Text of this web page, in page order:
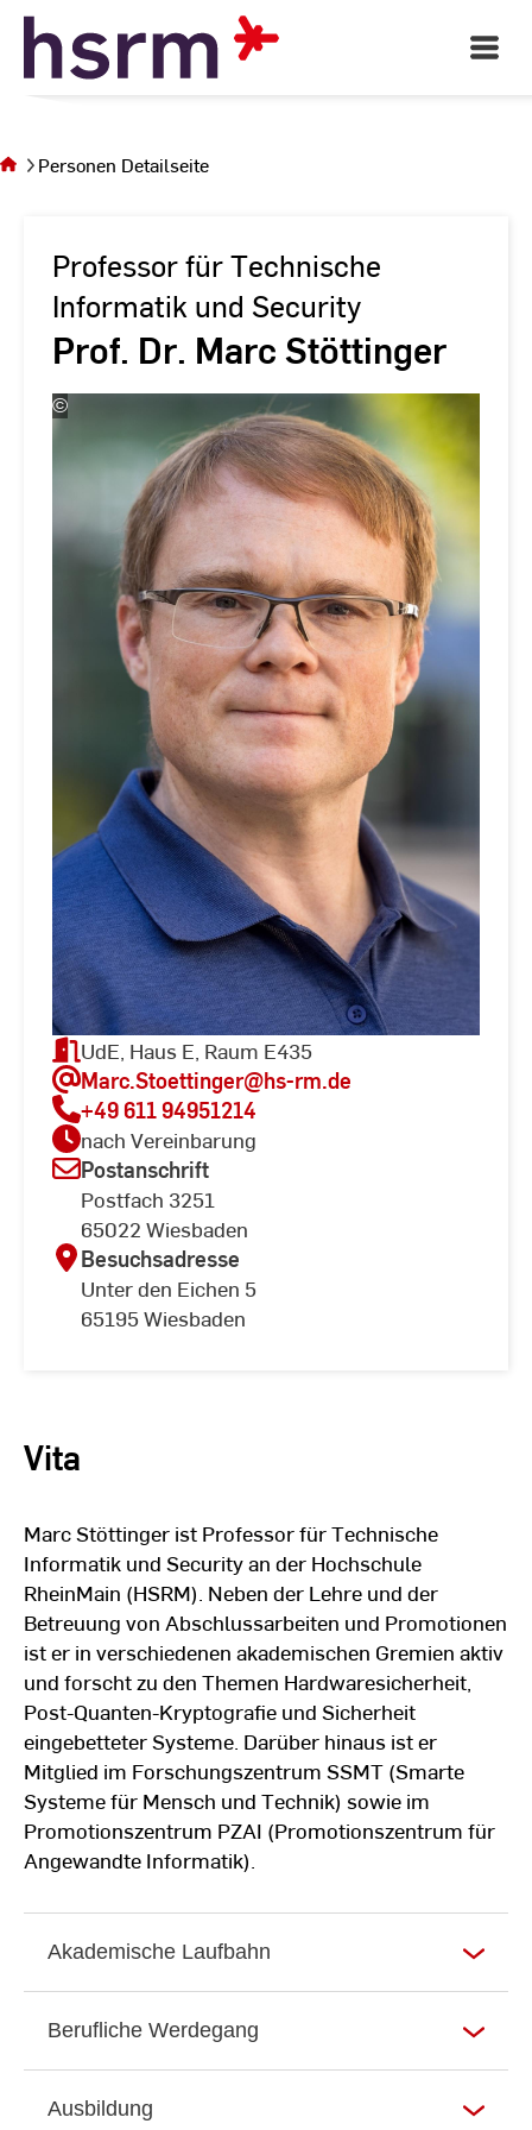
Skip
Content
Open
Main
sich auf
der SeitePersonen Detailseite
Professor für Technische
Informatik und Security
Prof. Dr. Marc Stöttinger
©
Andreas
Schlote
UdE, Haus E, Raum E435
Marc.Stoettinger@hs-rm.de
+49 611 94951214
nach Vereinbarung
Postanschrift
Postfach 3251
65022 Wiesbaden
Besuchsadresse
Unter den Eichen 5
65195 Wiesbaden
Vita
Marc Stöttinger ist Professor für Technische
Informatik und Security an der Hochschule
RheinMain (HSRM). Neben der Lehre und der
Betreuung von Abschlussarbeiten und Promotionen
ist er in verschiedenen akademischen Gremien aktiv
und forscht zu den Themen Hardwaresicherheit,
Post-Quanten-Kryptografie und Sicherheit
eingebetteter Systeme. Darüber hinaus ist er
Mitglied im Forschungszentrum SSMT (Smarte
Systeme für Mensch und Technik) sowie im
Promotionszentrum PZAI (Promotionszentrum für
Angewandte Informatik).
Akademische Laufbahn
Berufliche Werdegang
Ausbildung